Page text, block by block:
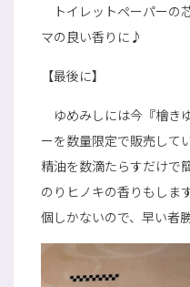
トイレットペーパーの
マの良い香りに♪
【最後に】
ゆめみしには今『檜き
ーを数量限定で販売して
精油を数滴たらすだけで
のりヒノキの香りもしま
個しかないので、早い者